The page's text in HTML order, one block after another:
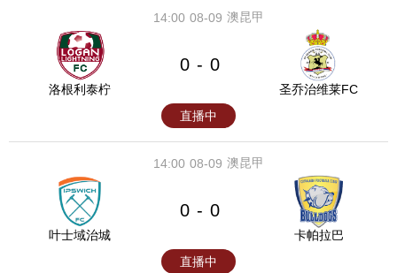
08-09
14:00 澳昆甲
洛根利泰柠
0 - 0
圣乔治维莱FC
直播中
08-09
14:00 澳昆甲
叶士域治城
0 - 0
卡帕拉巴
直播中